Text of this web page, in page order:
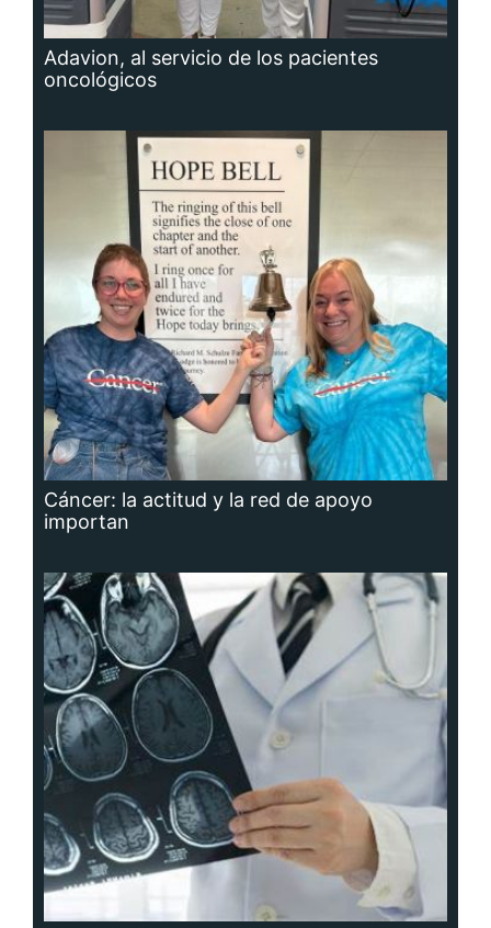
Adavion, al servicio de los pacientes
oncológicos
Cáncer: la actitud y la red de apoyo
importan